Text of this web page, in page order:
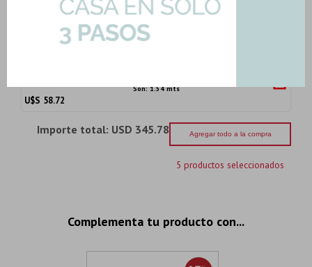
Porcelanato Maderado Camel Mate
19X90Cm 7.4Mm P...
Art: BOSCO-CAMEL-MA-7|1.54mts2
Son: 1.54 mts
U$S 58.72
Importe total: USD 345.78 Agregar todo a la compra
5 productos seleccionados
Complementa tu producto con...